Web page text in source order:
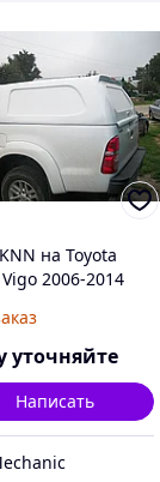
на Toyota
2006-2014
уточняйте
Написать